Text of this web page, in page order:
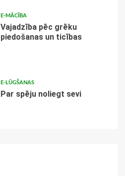
E-MĀCĪBA
Vajadzība pēc grēku
piedošanas un ticības
E-LŪGŠANAS
Par spēju noliegt sevi